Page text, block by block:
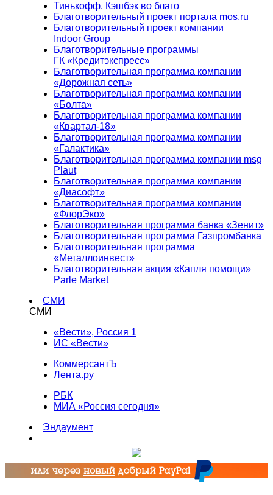
Тинькофф. Кэшбэк во благо
Благотворительный проект портала mos.ru
Благотворительный проект компании
Indoor Group
Благотворительные программы
ГК «Кредитэкспресс»
Благотворительная программа компании
«Дорожная сеть»
Благотворительная программа компании
«Болта»
Благотворительная программа компании
«Квартал-18»
Благотворительная программа компании
«Галактика»
Благотворительная программа компании msg
Plaut
Благотворительная программа компании
«Диасофт»
Благотворительная программа компании
«ФлорЭко»
Благотворительная программа банка «Зенит»
Благотворительная программа Газпромбанка
Благотворительная программа
«Металлоинвест»
Благотворительная акция «Капля помощи»
Parle Market
СМИ
СМИ
«Вести», Россия 1
ИС «Вести»
КоммерсантЪ
Лента.ру
РБК
МИА «Россия сегодня»
Эндаумент